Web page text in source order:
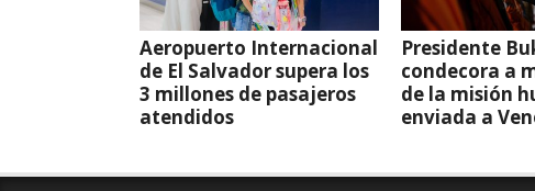
Aeropuerto Internacional
de El Salvador supera los
3 millones de pasajeros
atendidos
Presidente
condecora a
de la misión
enviada a